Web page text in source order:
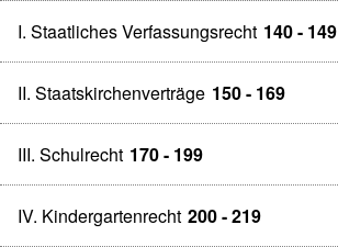
I. Staatliches Verfassungsrecht 140 - 149
II. Staatskirchenverträge 150 - 169
III. Schulrecht 170 - 199
IV. Kindergartenrecht 200 - 219